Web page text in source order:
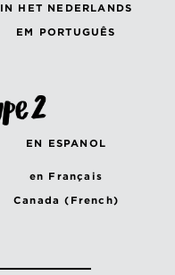
IN HET NEDERLANDS
EM PORTUGUÊS
EN ESPANOL
en Français
Canada (French)